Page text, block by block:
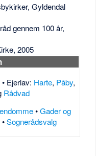
Gyldendal
gennem 100 år,
2005
• Ejerlav: Harte, Påby,
Rådvad
•Gader og
•Sognerådsvalg